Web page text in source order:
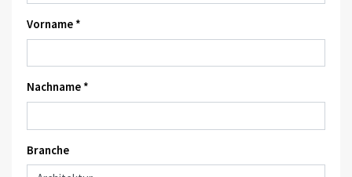
Vorname *
Nachname *
Branche